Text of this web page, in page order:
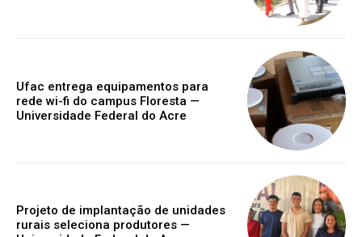
Ufac entrega equipamentos para
rede wi-fi do campus Floresta —
Universidade Federal do Acre
Projeto de implantação de unidades
rurais seleciona produtores —